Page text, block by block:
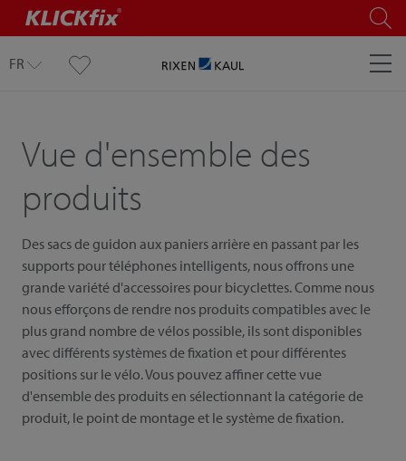
FR
Vue d'ensemble des
produits
Des sacs de guidon aux paniers arrière en passant par les
supports pour téléphones intelligents, nous offrons une
grande variété d'accessoires pour bicyclettes. Comme nous
nous efforçons de rendre nos produits compatibles avec le
plus grand nombre de vélos possible, ils sont disponibles
avec différents systèmes de fixation et pour différentes
positions sur le vélo. Vous pouvez affiner cette vue
d'ensemble des produits en sélectionnant la catégorie de
produit, le point de montage et le système de fixation.